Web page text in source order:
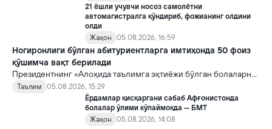
21 ёшли учувчи носоз самолётни
автомагистралга қўндириб, фожианинг олдини
олди
Жаҳон
05.08.2026, 16:59
Ногиронлиги бўлган абитуриентларга имтиҳонда 50 фоиз
қўшимча вақт берилади
Президентнинг «Алоҳида таълимга эҳтиёжи бўлган болаларни
таълим ва ижтимоий хизматлар билан қамраб олиш тизимини
такомиллаштириш бўйича қўшимча чора-тадбирлар
тўғрисида»ги қарори билан инклюзив таълим соҳасида қатор
янги механизмлар жорий этилади.
Таълим
05.08.2026, 15:29
Ёрдамлар қисқаргани сабаб Афғонистонда
болалар ўлими кўпаймоқда — БМТ
Жаҳон
05.08.2026, 14:08